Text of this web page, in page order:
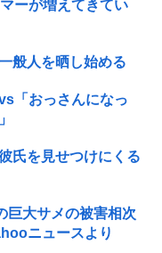
ーが増えてきてい
般人を晒し始める
「おっさんになっ
氏を見せつけにくる
巨大サメの被害相次
ニュースより